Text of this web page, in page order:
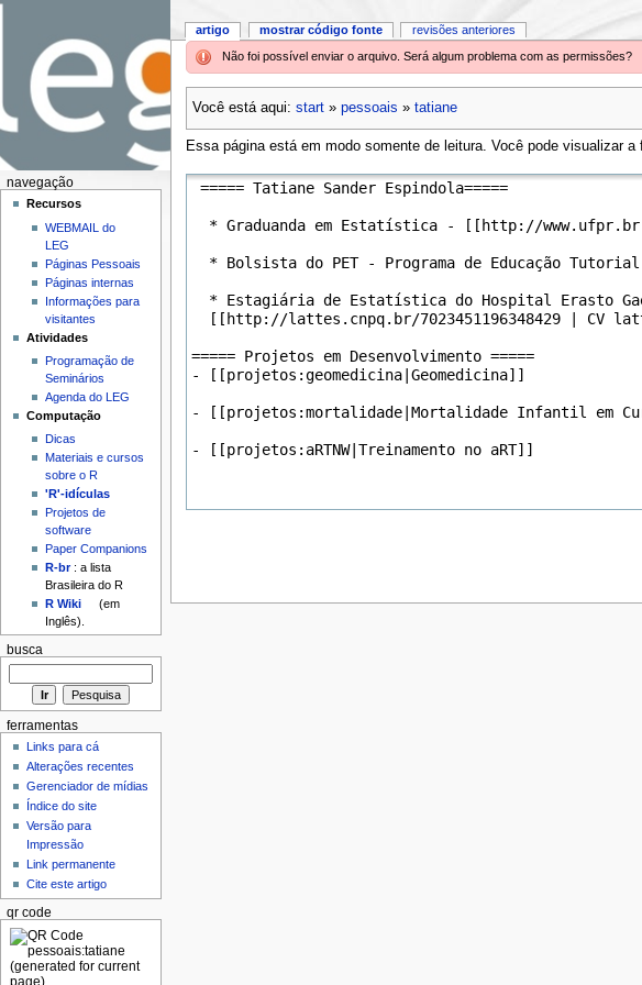
Não foi possível enviar o arquivo. Será algum problema com as permissões?
Você está aqui: start» pessoais » tatiane
Essa página está em modo somente de leitura. Você pode visualizar
artigo mostrar código fonte revisões anteriores
navegação
Recursos
WEBMAIL do
LEG
Páginas Pessoais
Páginas internas
Informações para
visitantes
Atividades
Programação de
Seminários
Agenda do LEG
Computação
Dicas
Materiais e cursos
sobre o R
'R'-idículas
Projetos de
software
Paper Companions
R-br: a lista
Brasileira do R
R Wiki
(em
Inglês).
busca
ferramentas
Links para cá
Alterações recentes
Gerenciador de mídias
Índice do site
Versão para
Impressão
Link permanente
Cite este artigo
qr code